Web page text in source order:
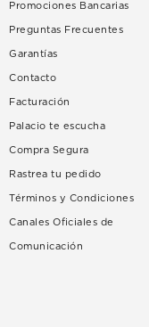
Promociones Bancarias
Preguntas Frecuentes
Garantías
Contacto
Facturación
Palacio te escucha
Compra Segura
Rastrea tu pedido
Términos y Condiciones
Canales Oficiales de
Comunicación